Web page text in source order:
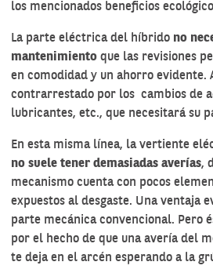
los mencionados beneficios
La parte eléctrica del híbrido no
mantenimiento que las revisiones
en comodidad y un ahorro evidente.
contrarrestado por los cambios de
lubricantes, etc., que necesitará su
En esta misma línea, la vertiente
no suele tener demasiadas averías,
mecanismo cuenta con pocos
expuestos al desgaste. Una ventaja
parte mecánica convencional. Pero
por el hecho de que una avería del
te deja en el arcén esperando a la